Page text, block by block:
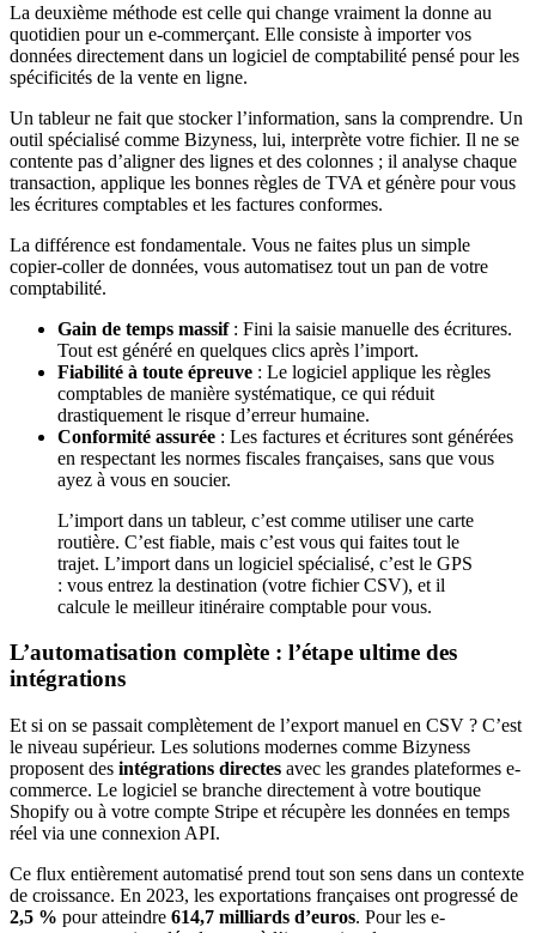
La deuxième méthode est celle qui change vraiment la donne au
quotidien pour un e-commerçant. Elle consiste à importer vos
données directement dans un logiciel de comptabilité pensé pour les
spécificités de la vente en ligne.
Un tableur ne fait que stocker l’information, sans la comprendre. Un
outil spécialisé comme Bizyness, lui, interprète votre fichier. Il ne se
contente pas d’aligner des lignes et des colonnes ; il analyse chaque
transaction, applique les bonnes règles de TVA et génère pour vous
les écritures comptables et les factures conformes.
La différence est fondamentale. Vous ne faites plus un simple
copier-coller de données, vous automatisez tout un pan de votre
comptabilité.
Gain de temps massif: Fini la saisie manuelle des écritures.
Tout est généré en quelques clics après l’import.
Fiabilité à toute épreuve : Le logiciel applique les règles
comptables de manière systématique, ce qui réduit
drastiquement le risque d’erreur humaine.
Conformité assurée : Les factures et écritures sont générées
en respectant les normes fiscales françaises, sans que vous
ayez à vous en soucier.
L’import dans un tableur, c’est comme utiliser une carte
routière. C’est fiable, mais c’est vous qui faites tout le
trajet. L’import dans un logiciel spécialisé, c’est le GPS
: vous entrez la destination (votre fichier CSV), et il
calcule le meilleur itinéraire comptable pour vous.
L’automatisation complète : l’étape ultime des
intégrations
Et si on se passait complètement de l’export manuel en CSV ? C’est
le niveau supérieur. Les solutions modernes comme Bizyness
proposent des intégrations directes avec les grandes plateformes e-
commerce. Le logiciel se branche directement à votre boutique
Shopify ou à votre compte Stripe et récupère les données en temps
réel via une connexion API.
Ce flux entièrement automatisé prend tout son sens dans un contexte
de croissance. En 2023, les exportations françaises ont progressé de
2,5 % pour atteindre 614,7 milliards d’euros. Pour les e-